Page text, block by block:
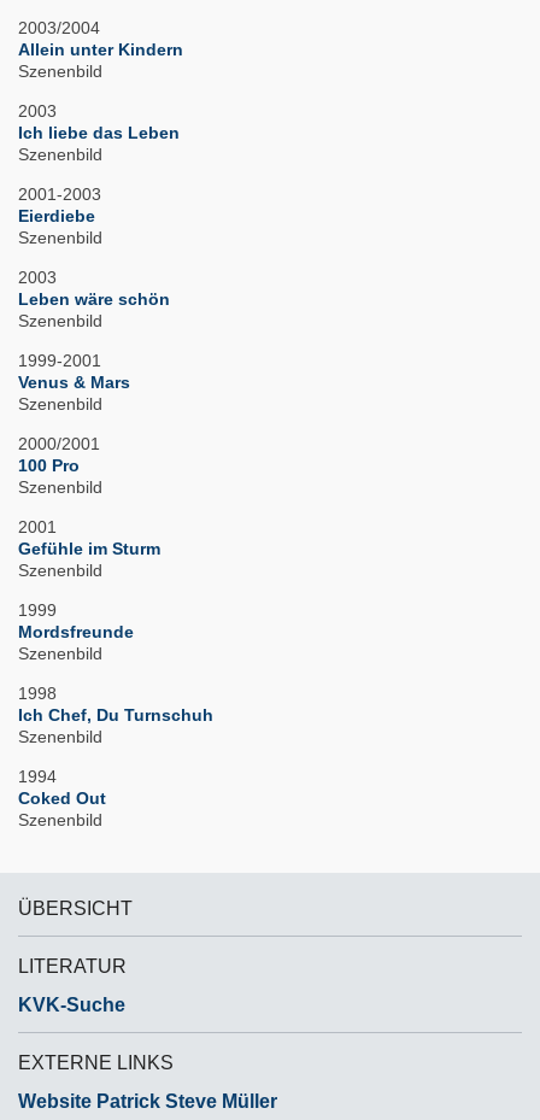
2003/2004
Allein unter Kindern
Szenenbild
2003
Ich liebe das Leben
Szenenbild
2001-2003
Eierdiebe
Szenenbild
2003
Leben wäre schön
Szenenbild
1999-2001
Venus & Mars
Szenenbild
2000/2001
100 Pro
Szenenbild
2001
Gefühle im Sturm
Szenenbild
1999
Mordsfreunde
Szenenbild
1998
Ich Chef, Du Turnschuh
Szenenbild
1994
Coked Out
Szenenbild
ÜBERSICHT
LITERATUR
KVK-Suche
EXTERNE LINKS
Website Patrick Steve Müller